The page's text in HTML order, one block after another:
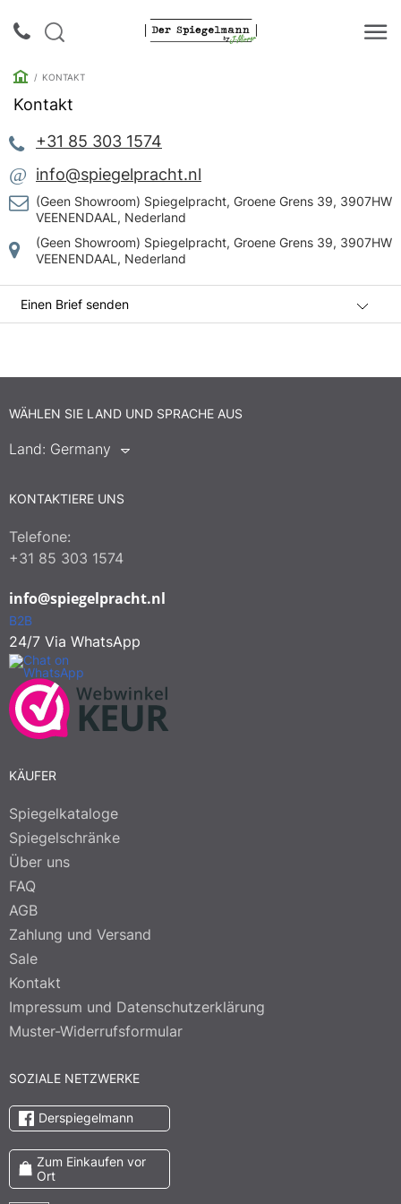
Rückruf
Spiegelkataloge
KONTAKT
Kontakt
+31 85 303 1574
@ info@spiegelpracht.nl
(Geen Showroom) Spiegelpracht, Groene Grens 39, 3907HW
VEENENDAAL, Nederland
(Geen Showroom) Spiegelpracht, Groene Grens 39, 3907HW
VEENENDAAL, Nederland
Einen Brief senden
WÄHLEN SIE LAND UND SPRACHE AUS
Land: Germany
KONTAKTIERE UNS
Telefone:
+31 85 303 1574
info@spiegelpracht.nl
B2B
24/7 Via WhatsApp
KÄUFER
Spiegelkataloge
Spiegelschränke
Über uns
FAQ
AGB
Zahlung und Versand
Sale
Kontakt
Impressum und Datenschutzerklärung
Muster-Widerrufsformular
SOZIALE NETZWERKE
Derspiegelmann
Zum Einkaufen vor
Ort